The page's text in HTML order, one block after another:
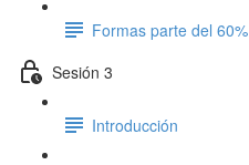
Formas parte del 60%
Sesión 3
Introducción